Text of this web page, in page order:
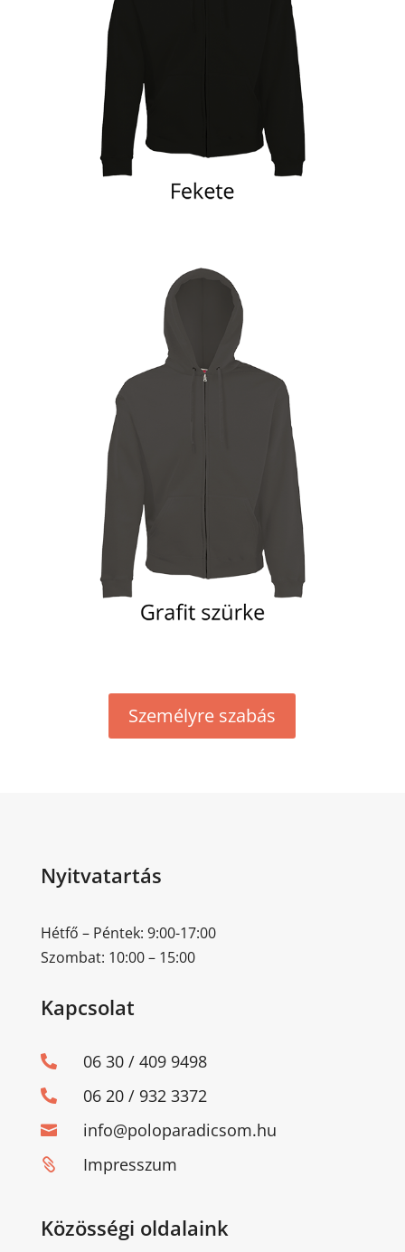
Személyre szabás
Nyitvatartás
Hétfő – Péntek: 9:00-17:00
Szombat: 10:00 – 15:00
Kapcsolat
 06 30 / 409 9498
 06 20 / 932 3372
 info@poloparadicsom.hu
 Impresszum
Közösségi oldalaink